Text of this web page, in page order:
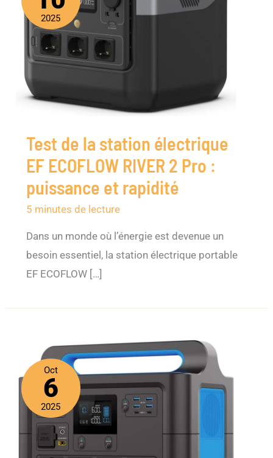
2025
Test de la station électrique
EF ECOFLOW RIVER 2 Pro :
puissance et rapidité
5 minutes de lecture
Dans un monde où l’énergie est devenue un
besoin essentiel, la station électrique portable
EF ECOFLOW […]
Oct
6
2025